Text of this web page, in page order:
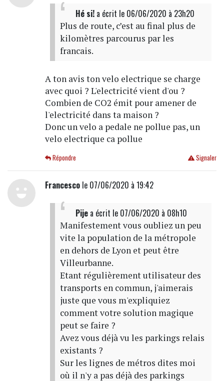
Hé si!a écrit le 06/06/2020 à 23h20
Plus de route, c’est au final plus de
kilomètres parcourus par les
francais.
A ton avis ton velo electrique se charge
avec quoi ? L'electricité vient d'ou ?
Combien de CO2 émit pour amener de
l'electricité dans ta maison ?
Donc un velo a pedale ne pollue pas, un
velo electrique ca pollue
Signaler
Répondre
Francescole 07/06/2020 à 19:42
Pijea écrit le 07/06/2020 à 08h10
Manifestement vous oubliez un peu
vite la population de la métropole
en dehors de Lyon et peut être
Villeurbanne.
Etant régulièrement utilisateur des
transports en commun, j'aimerais
juste que vous m'expliquiez
comment votre solution magique
peut se faire ?
Avez vous déjà vu les parkings relais
existants ?
Sur les lignes de métros dites moi
où il n'y a pas déjà des parkings